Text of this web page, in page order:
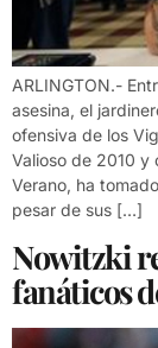
ARLINGTON.-
asesina, el
ofensiva de los
Valioso de 2010 y
Verano, ha
pesar de sus […]
Nowitzki
fanáticos